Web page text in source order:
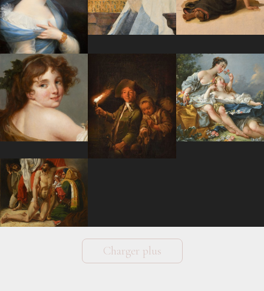
Charger plus